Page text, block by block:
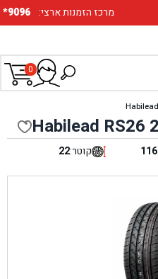
*9096 :מרכז הזמנות ארצי
0
Habilead RS26
116 קוטר:22